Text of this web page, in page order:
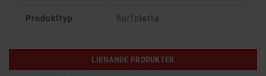
Produkttyp Surfplatta
LIKNANDE PRODUKTER